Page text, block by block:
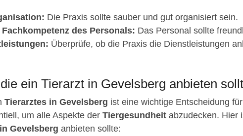
Die Praxis sollte sauber und gut organisiert sein.
des Personals: Das Personal sollte
Überprüfe, ob die Praxis die Dienstleistungen
ein Tierarzt in Gevelsberg anbieten
Tierarztes in Gevelsberg ist eine wichtige Entscheidung
um alle Aspekte der Tiergesundheit abzudecken. Hier
Gevelsberg anbieten sollte: